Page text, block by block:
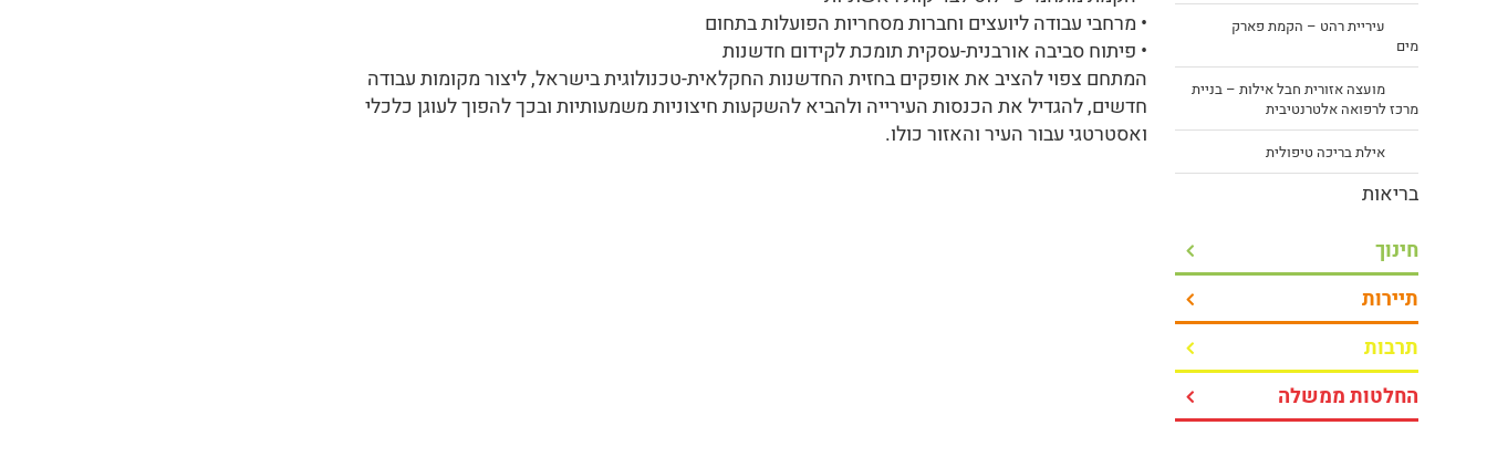
עיריית רהט – הקמת פארק
מים
מועצה אזורית חבל אילות – בניית
מרכז לרפואה אלטרנטיבית
אילת בריכה טיפולית
בריאות
חינוך
תיירות
תרבות
החלטות ממשלה
• מרחבי עבודה ליועצים וחברות מסחריות הפועלות בתחום
• פיתוח סביבה אורבנית-עסקית תומכת לקידום חדשנות
המתחם צפוי להציב את אופקים בחזית החדשנות החקלאית-טכנולוגית בישראל, ליצור מקומות עבודה
חדשים, להגדיל את הכנסות העירייה ולהביא להשקעות חיצוניות משמעותיות ובכך להפוך לעוגן כלכלי
ואסטרטגי עבור העיר והאזור כולו.